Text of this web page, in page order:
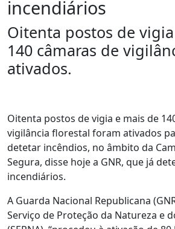
incendiários
Oitenta postos de
140 câmaras de
ativados.
Oitenta postos de vigia e mais de
vigilância florestal foram ativados
detetar incêndios, no âmbito da
Segura, disse hoje a GNR, que já
incendiários.
A Guarda Nacional Republicana
Serviço de Proteção da Natureza e